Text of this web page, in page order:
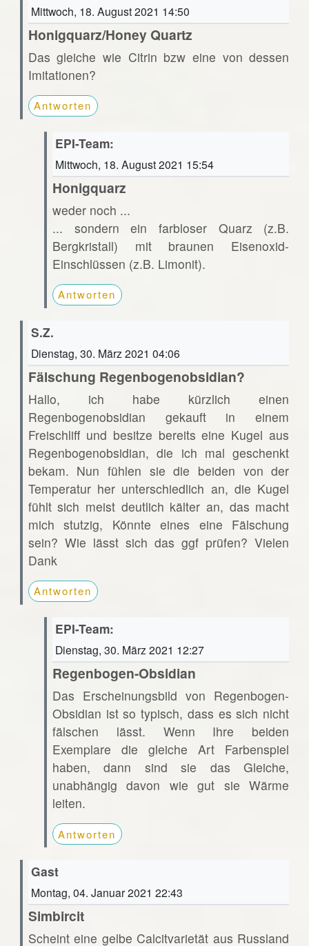
Mittwoch, 18. August 2021 14:50
Honigquarz/Honey Quartz
Das gleiche wie Citrin bzw eine von dessen
Imitationen?
Antworten
EPI-Team:
Mittwoch, 18. August 2021 15:54
Honigquarz
weder noch ...
... sondern ein farbloser Quarz (z.B.
Bergkristall) mit braunen Eisenoxid-
Einschlüssen (z.B. Limonit).
Antworten
S.Z.
Dienstag, 30. März 2021 04:06
Fälschung Regenbogenobsidian?
Hallo, ich habe kürzlich einen
Regenbogenobsidian gekauft in einem
Freischliff und besitze bereits eine Kugel aus
Regenbogenobsidian, die ich mal geschenkt
bekam. Nun fühlen sie die beiden von der
Temperatur her unterschiedlich an, die Kugel
fühlt sich meist deutlich kälter an, das macht
mich stutzig, Könnte eines eine Fälschung
sein? Wie lässt sich das ggf prüfen? Vielen
Dank
Antworten
EPI-Team:
Dienstag, 30. März 2021 12:27
Regenbogen-Obsidian
Das Erscheinungsbild von Regenbogen-
Obsidian ist so typisch, dass es sich nicht
fälschen lässt. Wenn Ihre beiden
Exemplare die gleiche Art Farbenspiel
haben, dann sind sie das Gleiche,
unabhängig davon wie gut sie Wärme
leiten.
Antworten
Gast
Montag, 04. Januar 2021 22:43
Simbircit
Scheint eine gelbe Calcitvarietät aus Russland